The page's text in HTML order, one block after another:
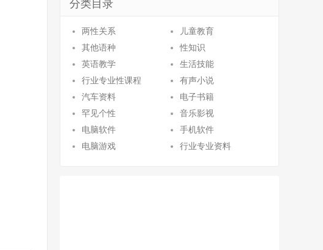
分类目录
两性关系
儿童教育
其他语种
性知识
英语教学
生活技能
行业专业性课程
有声小说
汽车资料
电子书籍
罕见个性
音乐影视
电脑软件
手机软件
电脑游戏
行业专业资料